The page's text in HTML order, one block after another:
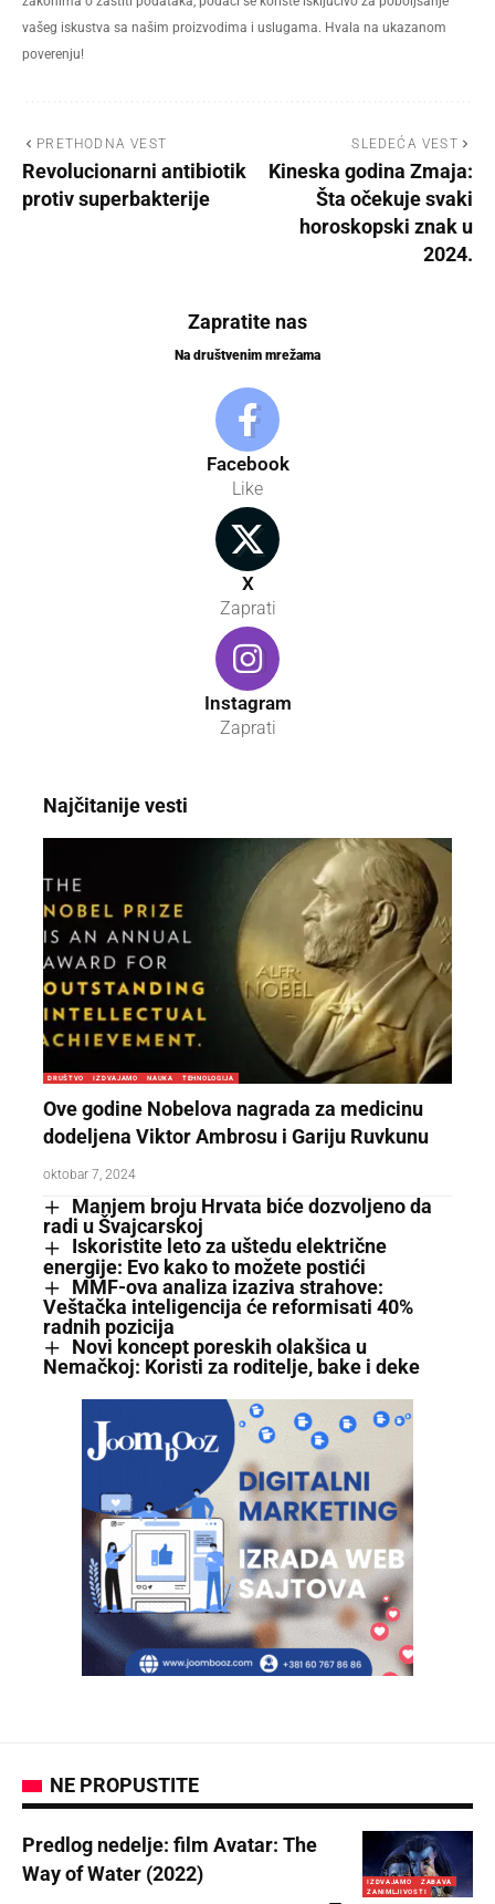
vašeg iskustva sa našim proizvodima i uslugama. Hvala na ukazanom
poverenju!
PRETHODNA VEST
Revolucionarni antibiotik
protiv superbakterije
SLEDEĆA VEST
Kineska godina Zmaja:
Šta očekuje svaki
horoskopski znak u
2024.
Zapratite nas
Na društvenim mrežama
Facebook
Like
X
Zaprati
Instagram
Zaprati
Najčitanije vesti
DRUŠTVO IZDVAJAMO NAUKA TEHNOLOGIJA
Ove godine Nobelova nagrada za medicinu
dodeljena Viktor Ambrosu i Gariju Ruvkunu
oktobar 7, 2024
Manjem broju Hrvata biće dozvoljeno da
radi u Švajcarskoj
Iskoristite leto za uštedu električne
energije: Evo kako to možete postići
MMF-ova analiza izaziva strahove:
Veštačka inteligencija će reformisati 40%
radnih pozicija
Novi koncept poreskih olakšica u
Nemačkoj: Koristi za roditelje, bake i deke
NE PROPUSTITE
IZDVAJAMO
ZABAVA
ZANIMLJIVOSTI
Predlog nedelje: film Avatar: The
Way of Water (2022)